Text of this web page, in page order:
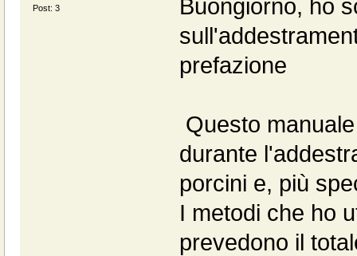
Post: 3
Buongiorno, ho
Questo
durante
porcini e, più
I metodi che ho
prevedono il